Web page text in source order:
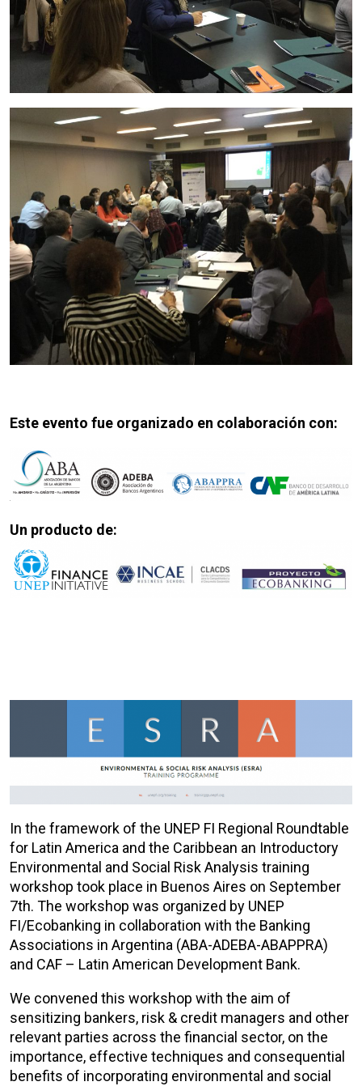
Este evento fue organizado en colaboración con:
Un producto de:
In the framework of the UNEP FI Regional Roundtable
for Latin America and the Caribbean an Introductory
Environmental and Social Risk Analysis training
workshop took place in Buenos Aires on September
7th. The workshop was organized by UNEP
FI/Ecobanking in collaboration with the Banking
Associations in Argentina (ABA-ADEBA-ABAPPRA)
and CAF – Latin American Development Bank.
We convened this workshop with the aim of
sensitizing bankers, risk & credit managers and other
relevant parties across the financial sector, on the
importance, effective techniques and consequential
benefits of incorporating environmental and social